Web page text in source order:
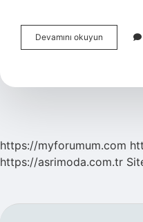
Devamını okuyun
Mi
https://myforumum.com
https://asrimoda.com.tr